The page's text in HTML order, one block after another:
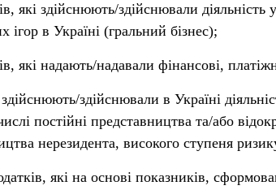
які здійснюють/здійснювали діяльність у
ігор в Україні (гральний бізнес);
які надають/надавали фінансові,
здійснювали в Україні
постійні представництва та/або
нерезидента, високого ступеня
які на основі показників,